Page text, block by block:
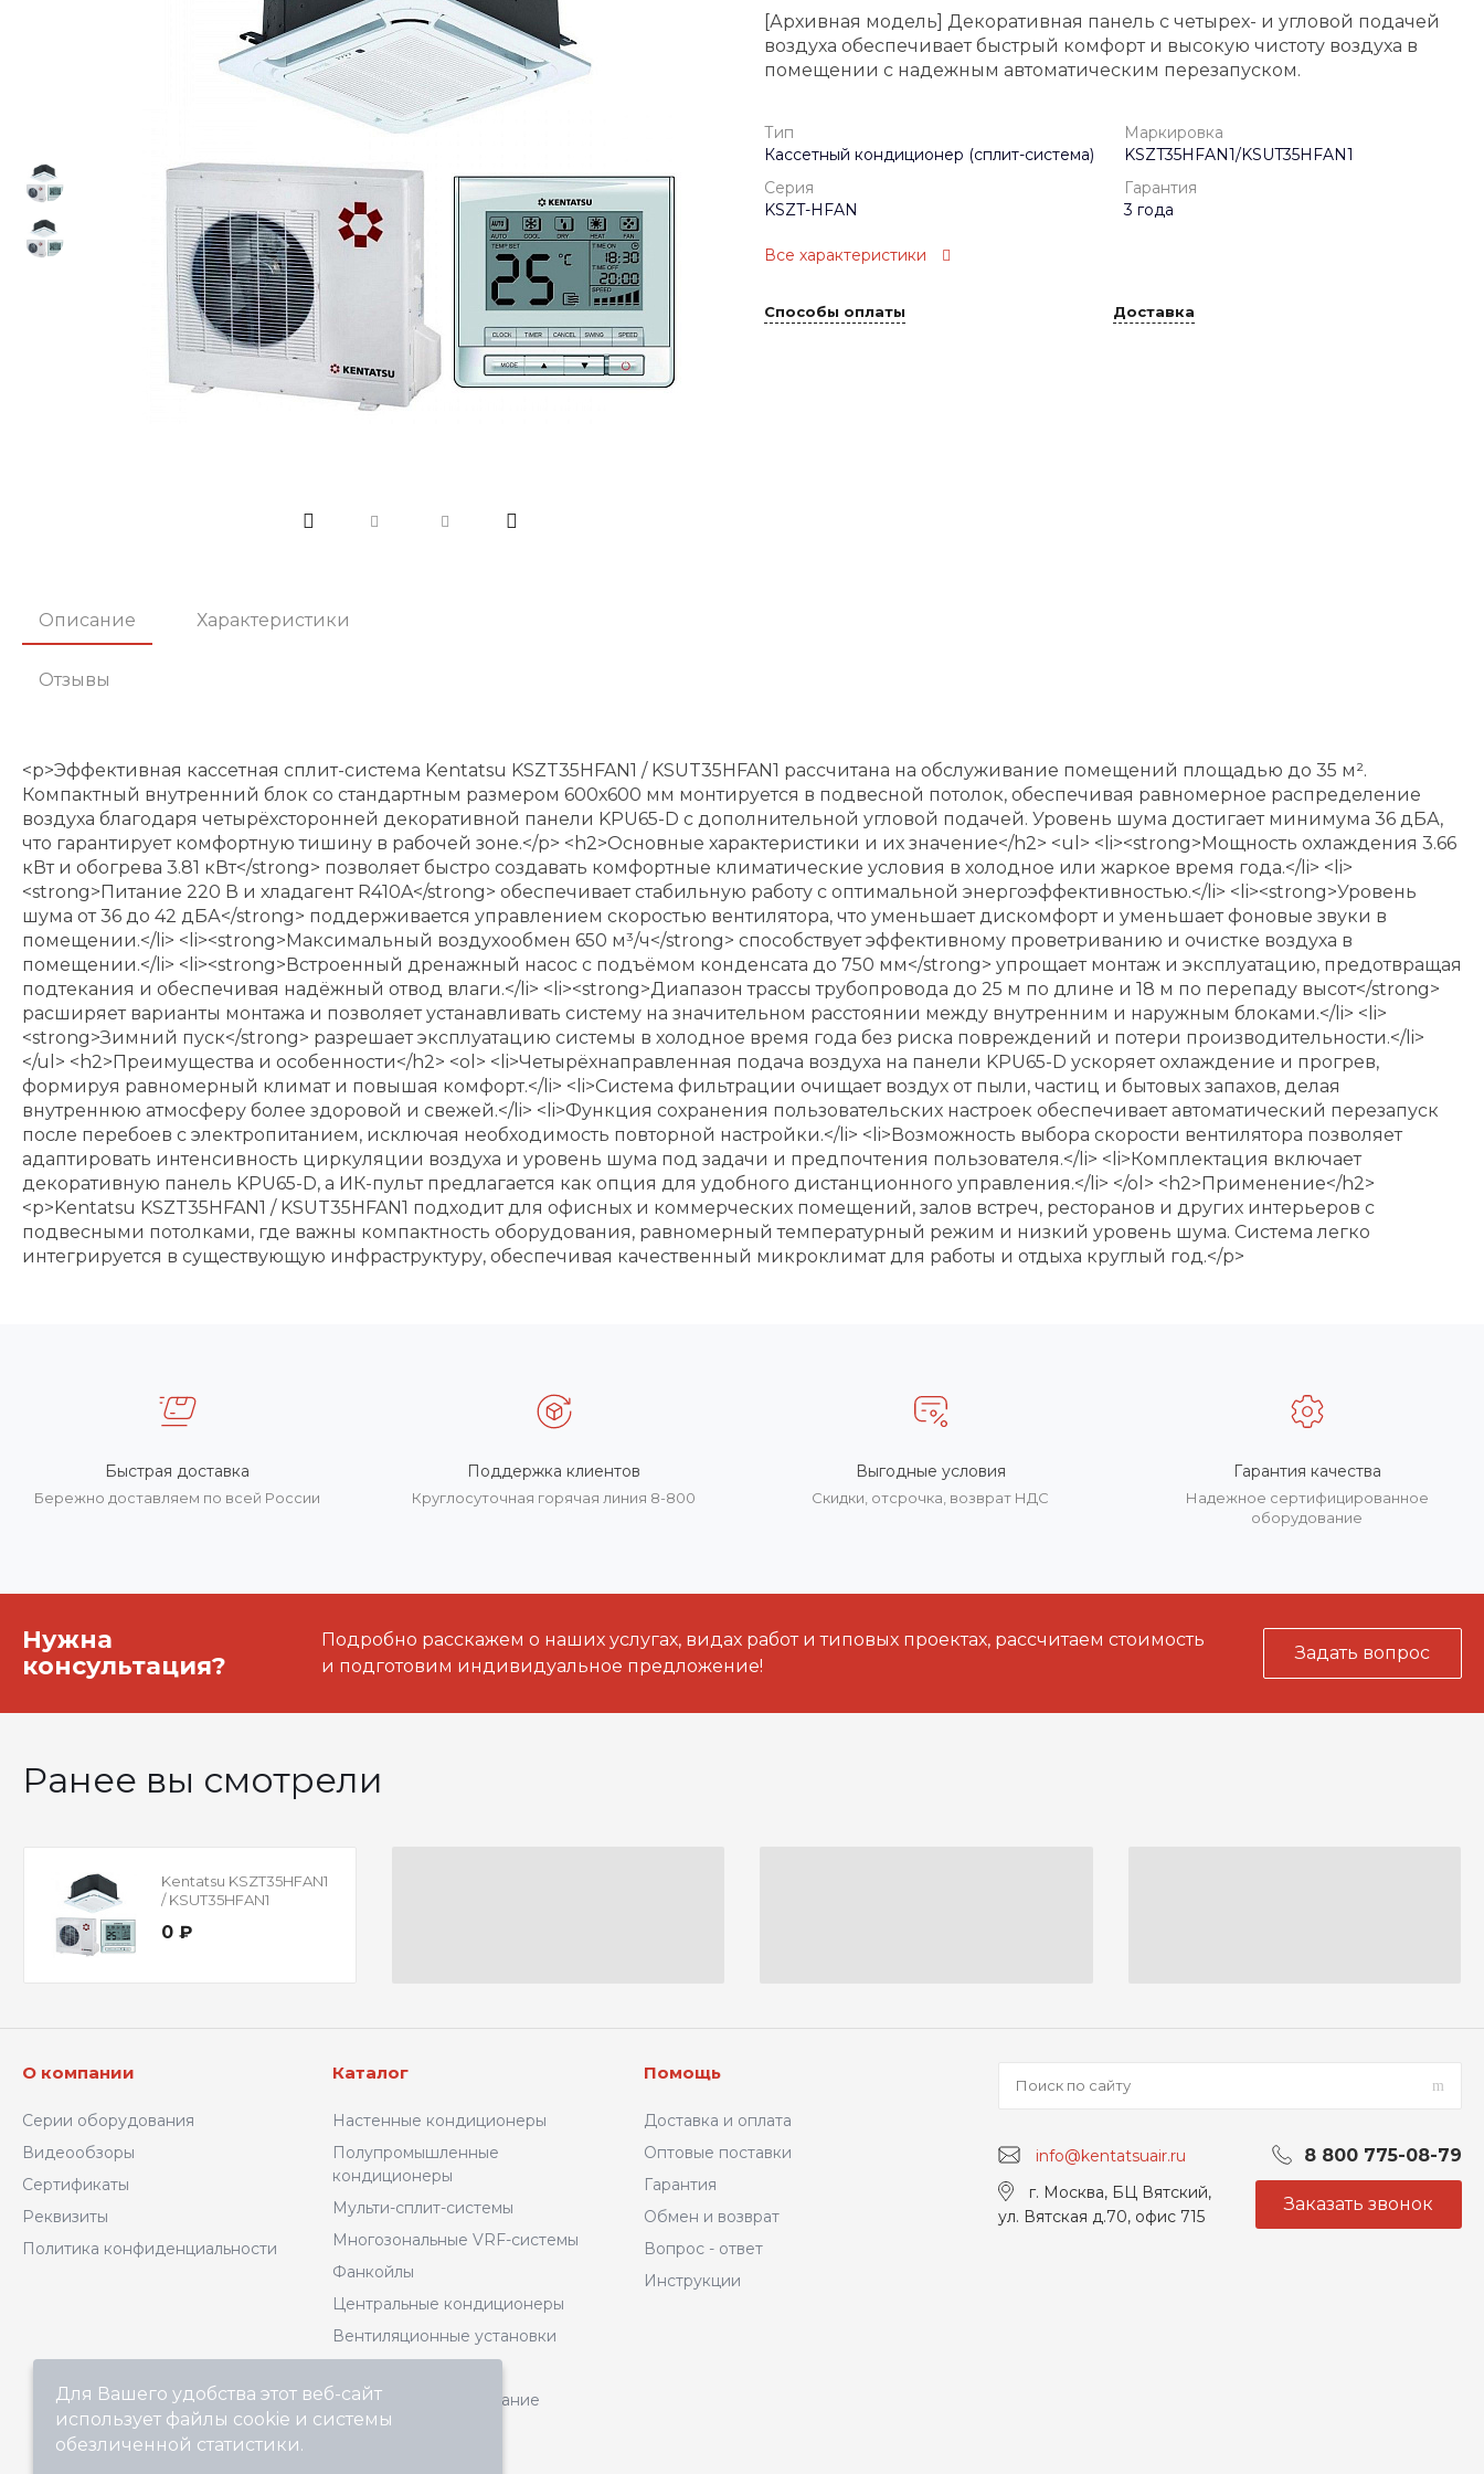
[Архивная модель] Декоративная панель с четырех- и угловой подачей
воздуха обеспечивает быстрый комфорт и высокую чистоту воздуха в
помещении с надежным автоматическим перезапуском.
Тип
Кассетный кондиционер (сплит-система)
Маркировка
KSZT35HFAN1/KSUT35HFAN1
Серия
KSZT-HFAN
Гарантия
3 года
Все характеристики
Способы оплаты Доставка
Описание Характеристики
Отзывы
<p>Эффективная кассетная сплит-система Kentatsu KSZT35HFAN1 / KSUT35HFAN1 рассчитана на обслуживание помещений площадью до 35 м².
Компактный внутренний блок со стандартным размером 600х600 мм монтируется в подвесной потолок, обеспечивая равномерное распределение
воздуха благодаря четырёхсторонней декоративной панели KPU65-D с дополнительной угловой подачей. Уровень шума достигает минимума 36 дБА,
что гарантирует комфортную тишину в рабочей зоне.</p> <h2>Основные характеристики и их значение</h2> <ul> <li><strong>Мощность охлаждения 3.66
кВт и обогрева 3.81 кВт</strong> позволяет быстро создавать комфортные климатические условия в холодное или жаркое время года.</li> <li>
<strong>Питание 220 В и хладагент R410A</strong> обеспечивает стабильную работу с оптимальной энергоэффективностью.</li> <li><strong>Уровень
шума от 36 до 42 дБА</strong> поддерживается управлением скоростью вентилятора, что уменьшает дискомфорт и уменьшает фоновые звуки в
помещении.</li> <li><strong>Максимальный воздухообмен 650 м³/ч</strong> способствует эффективному проветриванию и очистке воздуха в
помещении.</li> <li><strong>Встроенный дренажный насос с подъёмом конденсата до 750 мм</strong> упрощает монтаж и эксплуатацию, предотвращая
подтекания и обеспечивая надёжный отвод влаги.</li> <li><strong>Диапазон трассы трубопровода до 25 м по длине и 18 м по перепаду высот</strong>
расширяет варианты монтажа и позволяет устанавливать систему на значительном расстоянии между внутренним и наружным блоками.</li> <li>
<strong>Зимний пуск</strong> разрешает эксплуатацию системы в холодное время года без риска повреждений и потери производительности.</li>
</ul> <h2>Преимущества и особенности</h2> <ol> <li>Четырёхнаправленная подача воздуха на панели KPU65-D ускоряет охлаждение и прогрев,
формируя равномерный климат и повышая комфорт.</li> <li>Система фильтрации очищает воздух от пыли, частиц и бытовых запахов, делая
внутреннюю атмосферу более здоровой и свежей.</li> <li>Функция сохранения пользовательских настроек обеспечивает автоматический перезапуск
после перебоев с электропитанием, исключая необходимость повторной настройки.</li> <li>Возможность выбора скорости вентилятора позволяет
адаптировать интенсивность циркуляции воздуха и уровень шума под задачи и предпочтения пользователя.</li> <li>Комплектация включает
декоративную панель KPU65-D, а ИК-пульт предлагается как опция для удобного дистанционного управления.</li> </ol> <h2>Применение</h2>
<p>Kentatsu KSZT35HFAN1 / KSUT35HFAN1 подходит для офисных и коммерческих помещений, залов встреч, ресторанов и других интерьеров с
подвесными потолками, где важны компактность оборудования, равномерный температурный режим и низкий уровень шума. Система легко
интегрируется в существующую инфраструктуру, обеспечивая качественный микроклимат для работы и отдыха круглый год.</p>
Быстрая доставка
Бережно доставляем по всей России
Поддержка клиентов
Круглосуточная горячая линия 8-800
Выгодные условия
Скидки, отсрочка, возврат НДС
Гарантия качества
Надежное сертифицированное
оборудование
Нужна
консультация?
Подробно расскажем о наших услугах, видах работ и типовых проектах, рассчитаем стоимость
и подготовим индивидуальное предложение!
Задать вопрос
Ранее вы смотрели
Kentatsu KSZT35HFAN1
/ KSUT35HFAN1
0 ₽
О компании
Серии оборудования
Видеообзоры
Сертификаты
Реквизиты
Политика конфиденциальности
Каталог
Настенные кондиционеры
Полупромышленные
кондиционеры
Мульти-сплит-системы
Многозональные VRF-системы
Фанкойлы
Центральные кондиционеры
Вентиляционные установки
Котельное оборудование
Архив моделей
Помощь
Доставка и оплата
Оптовые поставки
Гарантия
Обмен и возврат
Вопрос - ответ
Инструкции
info@kentatsuair.ru 8 800 775-08-79
г. Москва, БЦ Вятский,
ул. Вятская д.70, офис 715
Заказать звонок
Для Вашего удобства этот веб-сайт
использует файлы cookie и системы
обезличенной статистики.